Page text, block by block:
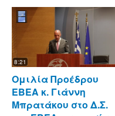
8:21
Ομιλία Προέδρου
ΕΒΕΑ κ. Γιάννη
Μπρατάκου στο Δ.Σ.